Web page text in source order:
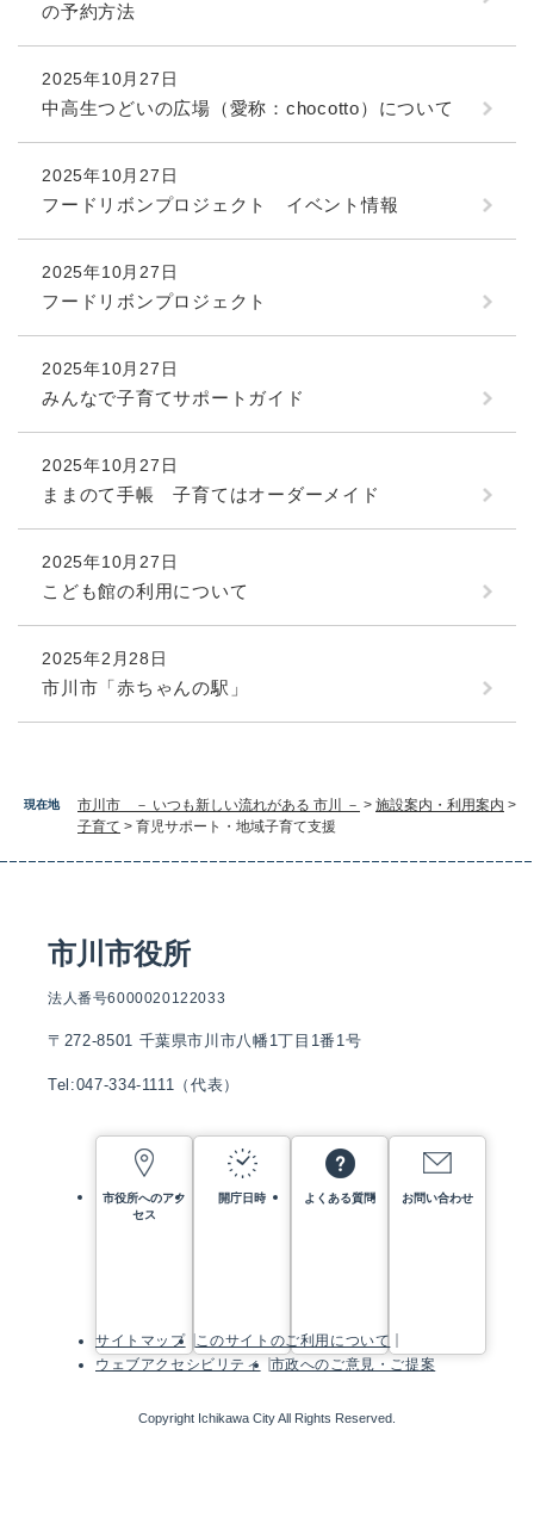
現在地 市川市 － いつも新しい流れがある 市川 － > 施設案内・利用案内 >
子育て > 育児サポート・地域子育て支援
の予約方法
2025年10月27日
中高生つどいの広場（愛称：chocotto）について
2025年10月27日
フードリボンプロジェクト イベント情報
2025年10月27日
フードリボンプロジェクト
2025年10月27日
みんなで子育てサポートガイド
2025年10月27日
ままのて手帳 子育てはオーダーメイド
2025年10月27日
こども館の利用について
2025年2月28日
市川市「赤ちゃんの駅」
市川市役所
法人番号6000020122033
〒272-8501 千葉県市川市八幡1丁目1番1号
Tel:047-334-1111（代表）
市役所へのアク
セス
開庁日時 よくある質問 お問い合わせ
サイトマップ
このサイトのご利用について
ウェブアクセシビリティ
市政へのご意見・ご提案
Copyright Ichikawa City All Rights Reserved.